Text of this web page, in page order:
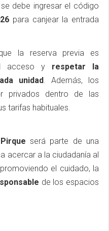
debe ingresar el código
para canjear la entrada
la reserva previa es
acceso y respetar la
unidad. Además, los
privados dentro de las
tarifas habituales.
Pirque será parte de una
acercar a la ciudadanía al
el cuidado, la
de los espacios